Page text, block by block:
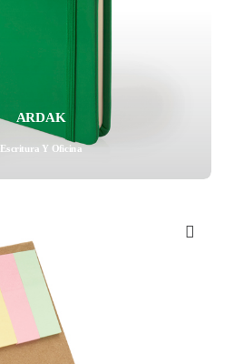
ARDAK
Escritura Y Oficina